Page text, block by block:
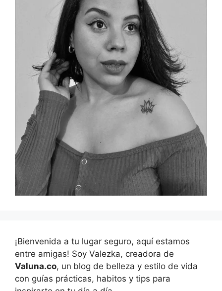
¡Bienvenida a tu lugar seguro, aquí estamos
entre amigas! Soy Valezka, creadora de
Valuna.co, un blog de belleza y estilo de vida
con guías prácticas, habitos y tips para